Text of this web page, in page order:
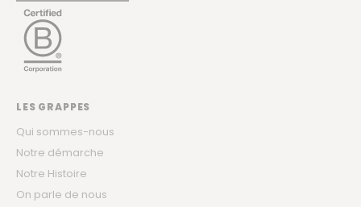
LES GRAPPES
Qui sommes-nous
Notre démarche
Notre Histoire
On parle de nous